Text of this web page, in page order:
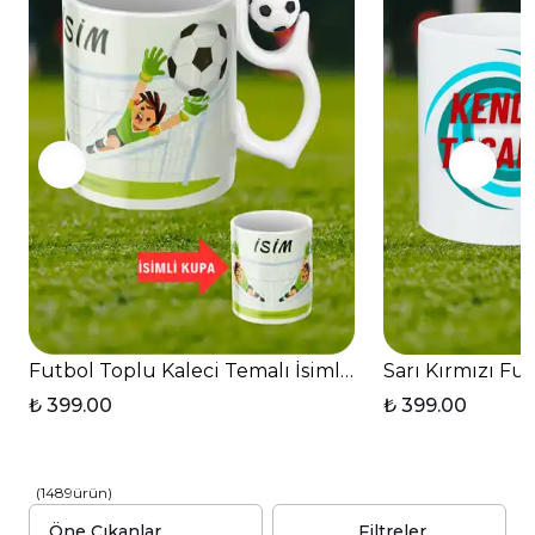
İster kendiniz için benzersiz bir parça arıyor olun, ister
sevdiklerinize unutulmaz bir sürpriz yapmak isteyin;
Tüm Baskılı Tişörtlerimiz, her anı özel kılan
Unutulmaz Bir
Hediye Seçeneğidir
.
Futbol Toplu Kaleci Temalı İsimli Taraftar Kupa
₺ 399.00
Sarı Kırmızı
₺ 399.00
(1489ürün)